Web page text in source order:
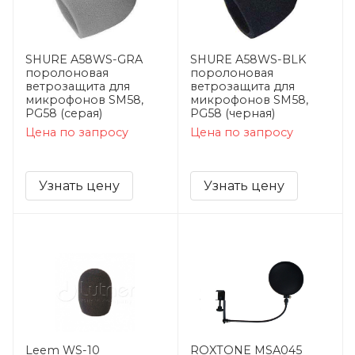
SHURE A58WS-GRA
поролоновая
ветрозащита для
микрофонов SM58,
PG58 (серая)
Цена по запросу
Узнать цену
SHURE A58WS-BLK
поролоновая
ветрозащита для
микрофонов SM58,
PG58 (черная)
Цена по запросу
Узнать цену
Leem WS-10 ROXTONE MSA045